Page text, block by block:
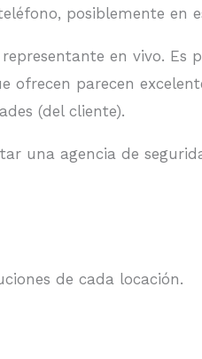
posiblemente en
en vivo. Es
ofrecen parecen
(del cliente).
una agencia de
de cada locación.